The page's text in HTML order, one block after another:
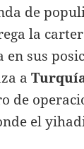
de
la
sus
a
de
el